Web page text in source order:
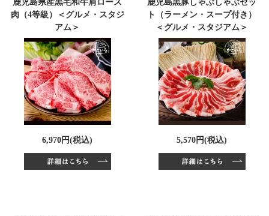
鹿児島県産黒毛和牛肩ロース
肉（4等級）＜グルメ・スタジ
アム＞
6,970円(税込)
鹿児島黒豚しゃぶしゃぶセッ
ト（ラーメン・スープ付き）
＜グルメ・スタジアム＞
5,570円(税込)